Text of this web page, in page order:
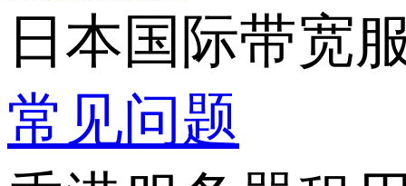
日本国际带宽
常见问题